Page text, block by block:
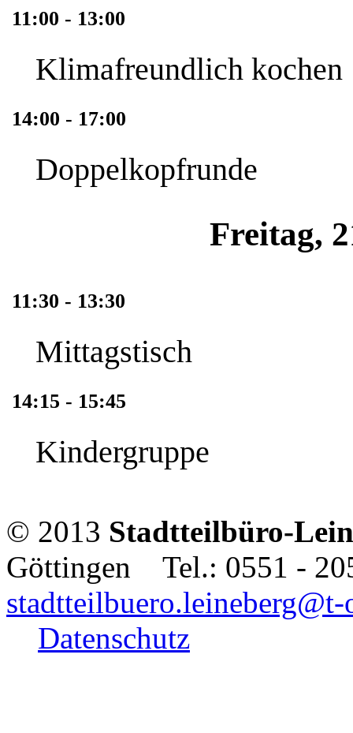
11:00 - 13:00
Klimafreundlich kochen
14:00 - 17:00
Doppelkopfrunde
Freitag,
11:30 - 13:30
Mittagstisch
14:15 - 15:45
Kindergruppe
© 2013 Stadtteilbüro-
Göttingen Tel.: 0551 -
Datenschutz